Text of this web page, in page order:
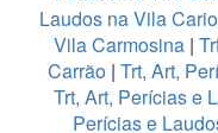
Laudos na Vila
Vila Carmosina |
Carrão| Trt, Art,
Trt, Art, Perícias e
Perícias e